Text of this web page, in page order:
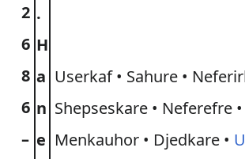
2
6
8
6
–
.
H
a
n
e
Userkaf • Sahure •
Shepseskare • Neferefre •
Menkauhor • Djedkare •